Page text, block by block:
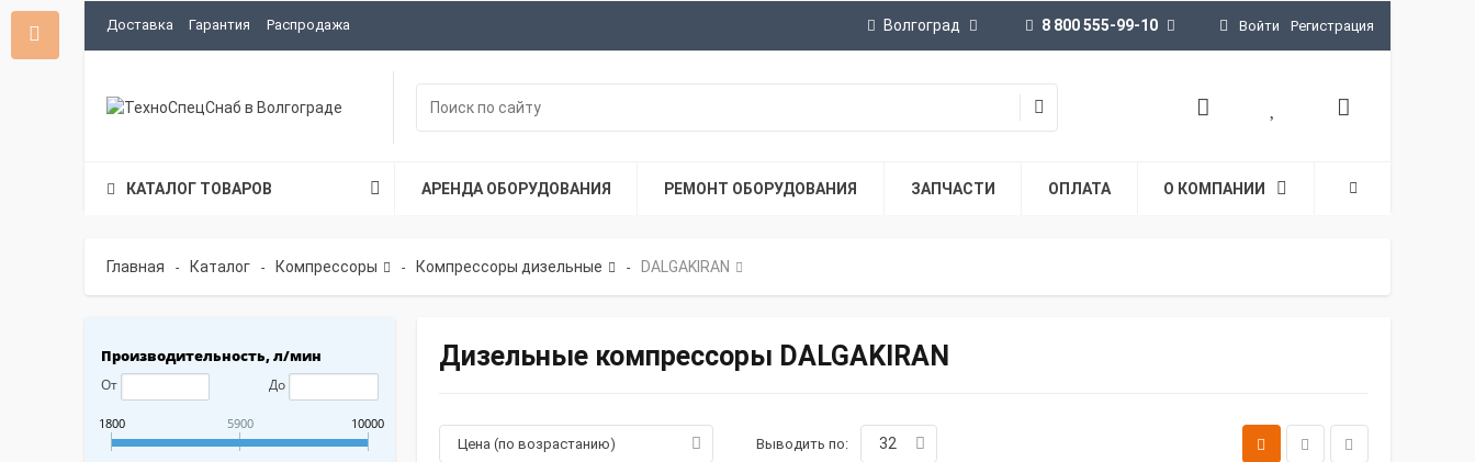
Доставка Гарантия Распродажа Волгоград 8 800 555-99-10 Войти Регистрация
КАТАЛОГ ТОВАРОВ АРЕНДА ОБОРУДОВАНИЯ РЕМОНТ ОБОРУДОВАНИЯ ЗАПЧАСТИ ОПЛАТА О КОМПАНИИ
Главная - Каталог - Компрессоры - Компрессоры дизельные - DALGAKIRAN
Производительность, л/мин
От До
1800 5900 10000
Дизельные компрессоры DALGAKIRAN
Цена (по возрастанию) Выводить по: 32